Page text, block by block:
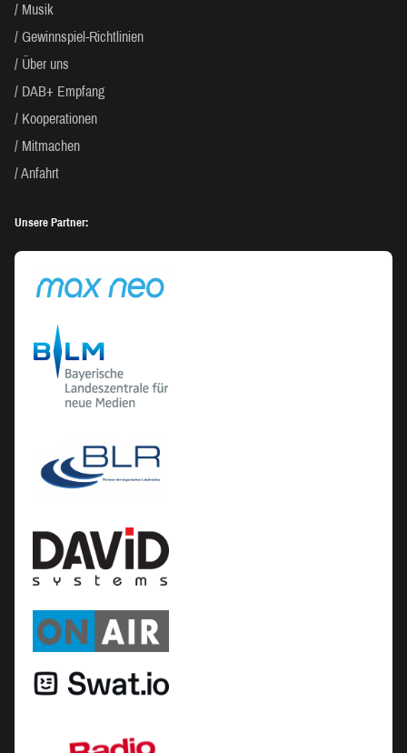
Musik
Gewinnspiel-Richtlinien
Über uns
DAB+ Empfang
Kooperationen
Mitmachen
Anfahrt
Unsere Partner: